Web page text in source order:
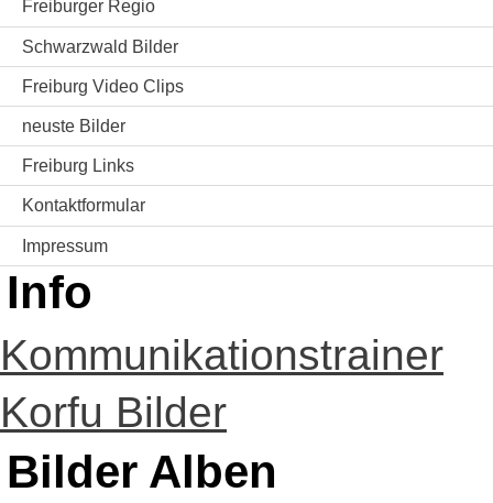
Freiburger Regio
Schwarzwald Bilder
Freiburg Video Clips
neuste Bilder
Freiburg Links
Kontaktformular
Impressum
Info
Kommunikationstrainer
Korfu Bilder
Bilder Alben